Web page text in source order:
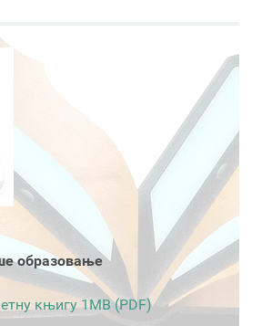
образовање
књигу 1MB (PDF)